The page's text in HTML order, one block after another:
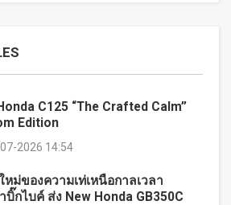
C125 “The Crafted Calm”
Edition
2026 14:54
หม่ของความเท่เหนือกาลเวลา
บิ๊กไบค์ ส่ง New Honda GB350C